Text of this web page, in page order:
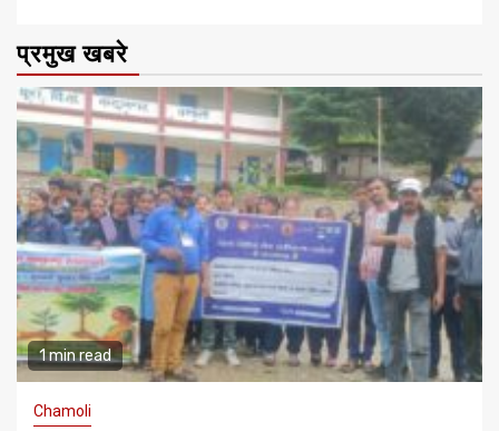
प्रमुख खबरे
1 min read
Chamoli